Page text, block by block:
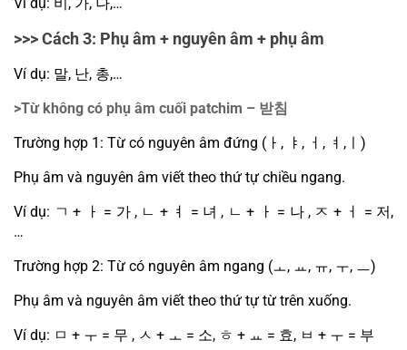
>>> Cách 3: Phụ âm + nguyên âm + phụ âm
Ví dụ: 말, 난, 총,…
>Từ không có phụ âm cuối patchim – 받침
Trường hợp 1: Từ có nguyên âm đứng ( ㅏ , ㅑ , ㅓ , ㅕ , ㅣ )
Phụ âm và nguyên âm viết theo thứ tự chiều ngang.
Ví dụ: ㄱ + ㅏ = 가 , ㄴ + ㅕ = 녀 , ㄴ + ㅏ = 나 , ㅈ + ㅓ = 저,
…
Trường hợp 2: Từ có nguyên âm ngang (ㅗ, ㅛ, ㅠ, ㅜ, ㅡ)
Phụ âm và nguyên âm viết theo thứ tự từ trên xuống.
Ví dụ: ㅁ + ㅜ = 무 , ㅅ + ㅗ = 소, ㅎ + ㅛ = 효, ㅂ + ㅜ = 부